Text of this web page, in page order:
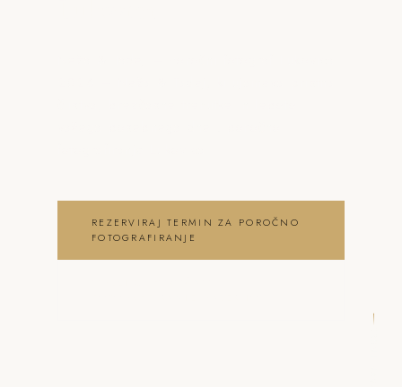
REZERVIRAJ TERMIN ZA POROČNO
FOTOGRAFIRANJE